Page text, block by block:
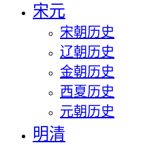
宋元
宋朝历史
辽朝历史
金朝历史
西夏历史
元朝历史
明清